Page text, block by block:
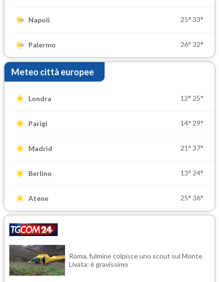
Napoli 25° 33°
Palermo 26° 32°
Meteo città europee
Londra 12° 25°
Parigi 14° 29°
Madrid 21° 37°
Berlino 13° 24°
Atene 25° 36°
Roma, fulmine colpisce uno scout sul Monte
Livata: è gravissimo